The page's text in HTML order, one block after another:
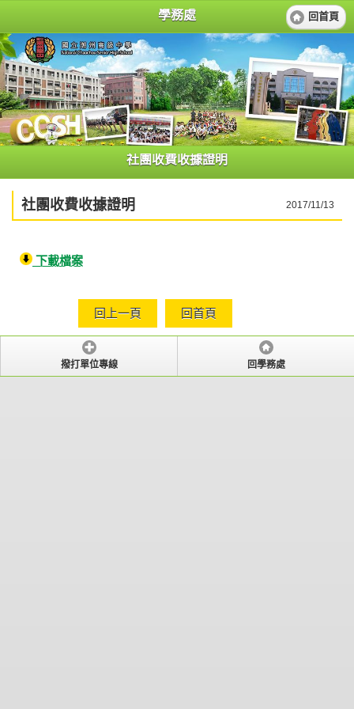
學務處 回首頁
社團收費收據證明
社團收費收據證明 2017/11/13
下載檔案
回上一頁 回首頁
撥打單位專線 回學務處